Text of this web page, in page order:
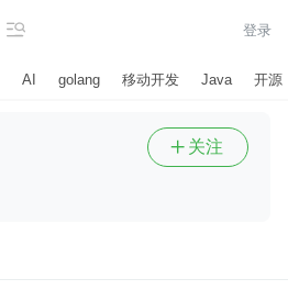
 登录
AI golang 移动开发 Java 开源
 关注